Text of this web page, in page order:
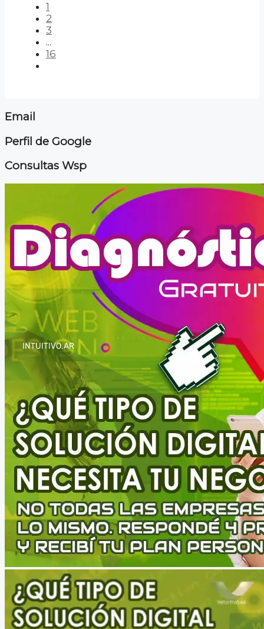
1
2
3
...
16
Email
Perfil de Google
Consultas Wsp